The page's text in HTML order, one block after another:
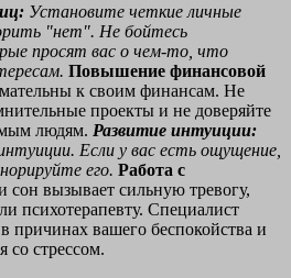
Установите четкие личные
"нет". Не бойтесь
просят вас о чем-то, что
Повышение финансовой
к своим финансам. Не
проекты и не доверяйте
людям. Развитие интуиции:
Если у вас есть ощущение,
его. Работа с
сон вызывает сильную тревогу,
психотерапевту. Специалист
причинах вашего беспокойства и
со стрессом.